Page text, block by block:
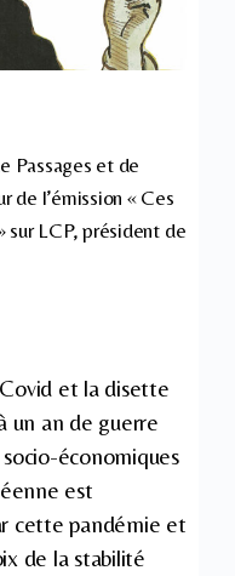
Passages et de
de l’émission « Ces
sur LCP, président de
et la disette
un an de guerre
économiques
est
cette pandémie et
de la stabilité